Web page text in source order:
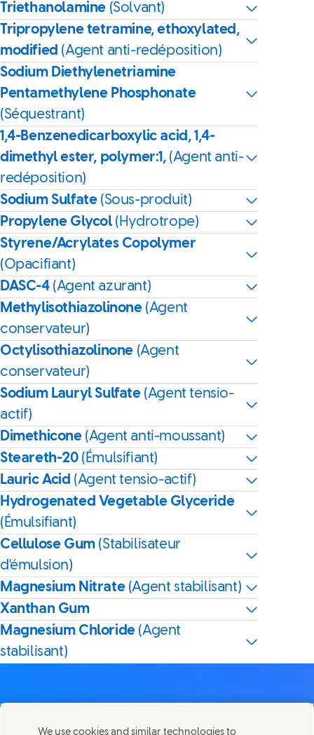
Triethanolamine (Solvant)
Tripropylene tetramine, ethoxylated,
modified (Agent anti-redéposition)
Sodium Diethylenetriamine
Pentamethylene Phosphonate
(Séquestrant)
1,4-Benzenedicarboxylic acid, 1,4-
dimethyl ester, polymer:1, (Agent anti-
redéposition)
Sodium Sulfate (Sous-produit)
Propylene Glycol(Hydrotrope)
Styrene/Acrylates Copolymer
(Opacifiant)
DASC-4 (Agent azurant)
Methylisothiazolinone (Agent
conservateur)
Octylisothiazolinone (Agent
conservateur)
Sodium Lauryl Sulfate (Agent tensio-
actif)
Dimethicone (Agent anti-moussant)
Steareth-20 (Émulsifiant)
Lauric Acid (Agent tensio-actif)
Hydrogenated Vegetable Glyceride
(Émulsifiant)
Cellulose Gum (Stabilisateur
d'émulsion)
Magnesium Nitrate (Agent stabilisant)
Xanthan Gum
Magnesium Chloride (Agent
stabilisant)
We use cookies and similar technologies to